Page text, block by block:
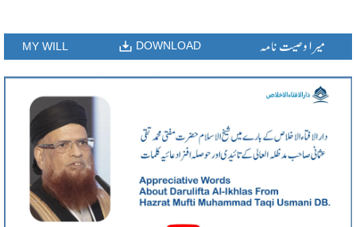
MY WILL DOWNLOAD میرا وصیت نامہ